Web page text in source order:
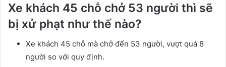
Xe khách 45 chỗ chở 53 người thì sẽ
bị xử phạt như thế nào?
Xe khách 45 chỗ mà chở đến 53 người, vượt quá 8
người so với quy định.